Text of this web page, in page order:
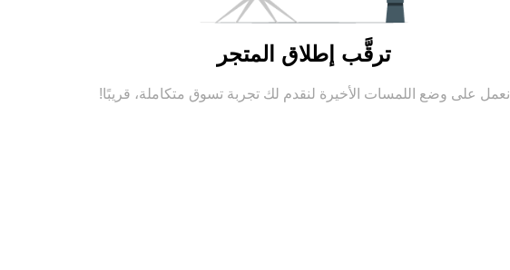
ترقَّب إطلاق المتجر
نعمل على وضع اللمسات الأخيرة لنقدم لك تجربة تسوق متكاملة، قريبًا!